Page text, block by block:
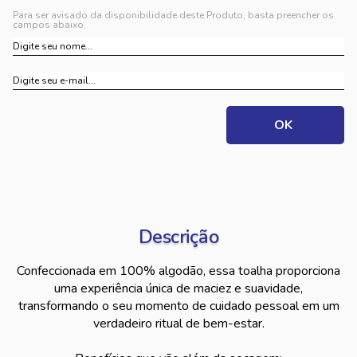
Para ser avisado da disponibilidade deste Produto, basta preencher os
campos abaixo.
Descrição
Confeccionada em 100% algodão, essa toalha proporciona
uma experiência única de maciez e suavidade,
transformando o seu momento de cuidado pessoal em um
verdadeiro ritual de bem-estar.